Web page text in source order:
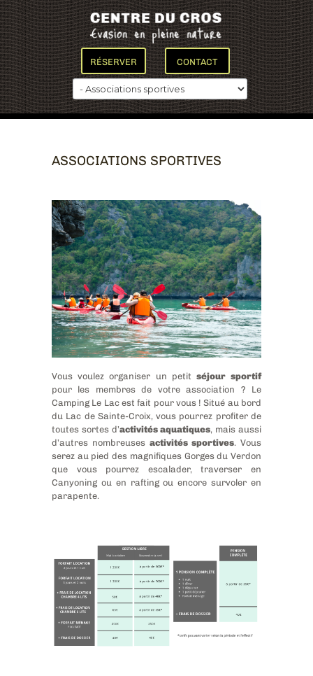
RÉSERVER CONTACT
ASSOCIATIONS SPORTIVES
Vous voulez organiser un petit séjour sportif
pour les membres de votre association ? Le
Camping Le Lac est fait pour vous ! Situé au bord
du Lac de Sainte-Croix, vous pourrez profiter de
toutes sortes d’activités aquatiques, mais aussi
d’autres nombreuses activités sportives. Vous
serez au pied des magnifiques Gorges du Verdon
que vous pourrez escalader, traverser en
Canyoning ou en rafting ou encore survoler en
parapente.